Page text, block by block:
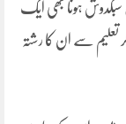
سبکدوش ہونا بھی ایک
تعلیم سے ان کا رشتہ